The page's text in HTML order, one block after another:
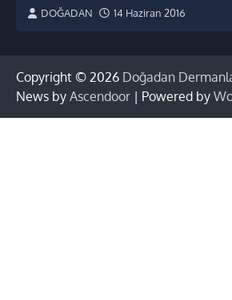
DOĞADAN
14 Haziran 2016
Copyright © 2026 Doğadan
News by Ascendoor | Powered by